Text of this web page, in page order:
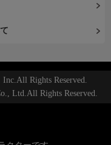
Rights Reserved.
Ltd.All Rights Reserved.